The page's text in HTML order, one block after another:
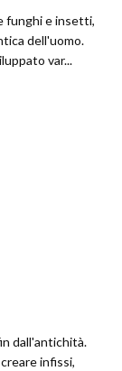
funghi e insetti,
dell'uomo.
var...
dall'antichità.
infissi,